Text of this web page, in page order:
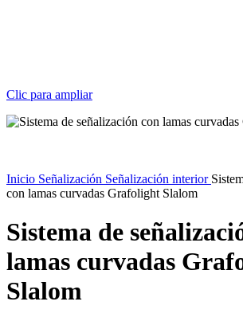
Clic para ampliar
Inicio Señalización Señalización interior
con lamas curvadas Grafolight Slalom
Sistema de
lamas curvadas
Slalom